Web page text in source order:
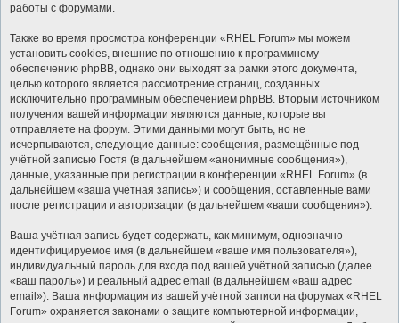
работы с форумами.
Также во время просмотра конференции «RHEL Forum» мы можем
установить cookies, внешние по отношению к программному
обеспечению phpBB, однако они выходят за рамки этого документа,
целью которого является рассмотрение страниц, созданных
исключительно программным обеспечением phpBB. Вторым источником
получения вашей информации являются данные, которые вы
отправляете на форум. Этими данными могут быть, но не
исчерпываются, следующие данные: сообщения, размещённые под
учётной записью Гостя (в дальнейшем «анонимные сообщения»),
данные, указанные при регистрации в конференции «RHEL Forum» (в
дальнейшем «ваша учётная запись») и сообщения, оставленные вами
после регистрации и авторизации (в дальнейшем «ваши сообщения»).
Ваша учётная запись будет содержать, как минимум, однозначно
идентифицируемое имя (в дальнейшем «ваше имя пользователя»),
индивидуальный пароль для входа под вашей учётной записью (далее
«ваш пароль») и реальный адрес email (в дальнейшем «ваш адрес
email»). Ваша информация из вашей учётной записи на форумах «RHEL
Forum» охраняется законами о защите компьютерной информации,